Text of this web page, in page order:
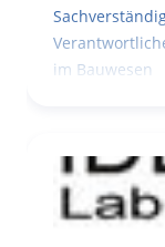
im Bauwesen